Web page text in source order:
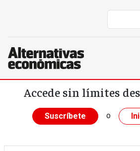
Pasar al contenido principal
Accede sin límites
Suscríbete o